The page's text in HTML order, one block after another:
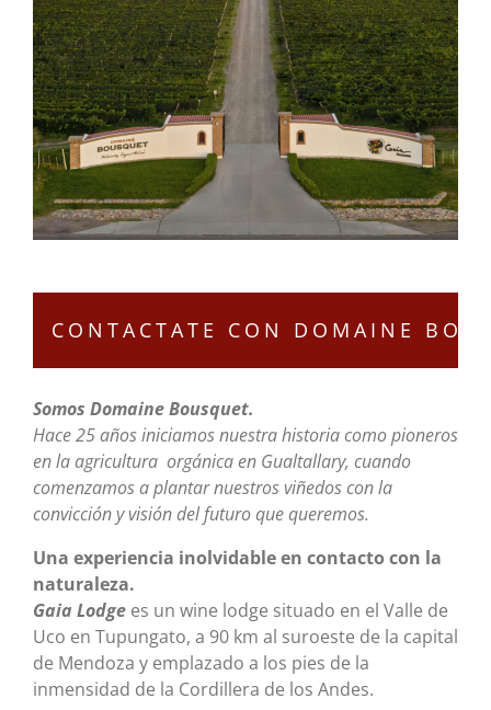
Somos Domaine Bousquet.
Hace 25 años iniciamos nuestra historia como pioneros
en la agricultura orgánica en Gualtallary, cuando
comenzamos a plantar nuestros viñedos con la
convicción y visióndel futuro que queremos.
Una experiencia inolvidable en contacto con la
naturaleza.
Gaia Lodge es un wine lodge situado en el Valle de
Uco en Tupungato, a 90 km al suroeste de la capital
de Mendoza y emplazado a los pies de la
inmensidad de la Cordillera de los Andes.